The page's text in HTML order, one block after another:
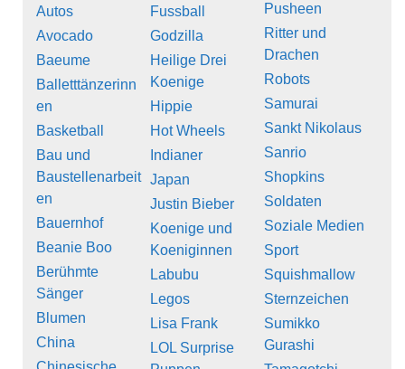
Autos
Avocado
Baeume
Balletttänzerinn
en
Basketball
Bau und
Baustellenarbeit
en
Bauernhof
Beanie Boo
Berühmte
Sänger
Blumen
China
Fussball
Godzilla
Heilige Drei
Koenige
Hippie
Hot Wheels
Indianer
Japan
Justin Bieber
Koenige und
Koeniginnen
Labubu
Legos
Lisa Frank
LOL Surprise
Pusheen
Ritter und
Drachen
Robots
Samurai
Sankt Nikolaus
Sanrio
Shopkins
Soldaten
Soziale Medien
Sport
Squishmallow
Sternzeichen
Sumikko
Gurashi